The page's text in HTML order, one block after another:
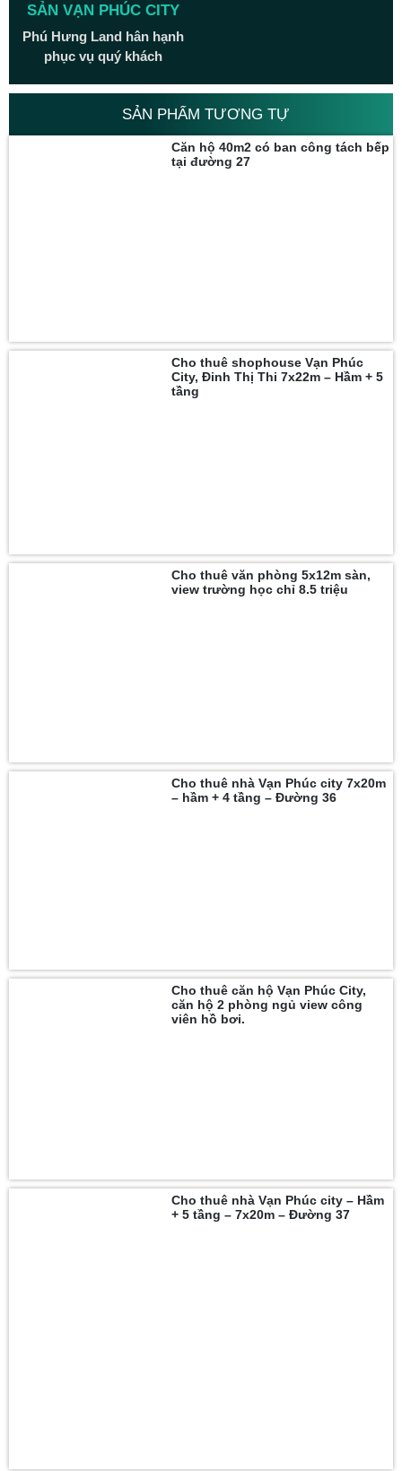
SẢN VẠN PHÚC CITY
Phú Hưng Land hân hạnh
phục vụ quý khách
SẢN PHẨM TƯƠNG TỰ
Căn hộ 40m2 có ban công tách bếp
tại đường 27
Cho thuê shophouse Vạn Phúc
City, Đinh Thị Thi 7x22m – Hầm + 5
tầng
Cho thuê văn phòng 5x12m sàn,
view trường học chỉ 8.5 triệu
Cho thuê nhà Vạn Phúc city 7x20m
– hầm + 4 tầng – Đường 36
Cho thuê căn hộ Vạn Phúc City,
căn hộ 2 phòng ngủ view công
viên hồ bơi.
Cho thuê nhà Vạn Phúc city – Hầm
+ 5 tầng – 7x20m – Đường 37